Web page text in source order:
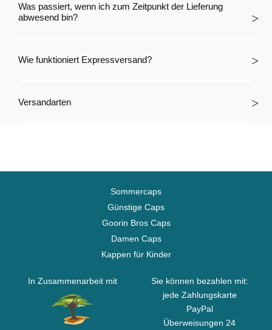
Was passiert, wenn ich zum Zeitpunkt der Lieferung
abwesend bin?
Wie funktioniert Expressversand?
Versandarten
Sommercaps
Günstige Caps
Goorin Bros Caps
Damen Caps
Kappen für Kinder
In Zusammenarbeit mit
Sie können bezahlen mit:
jede Zahlungskarte
PayPal
Überweisungen 24